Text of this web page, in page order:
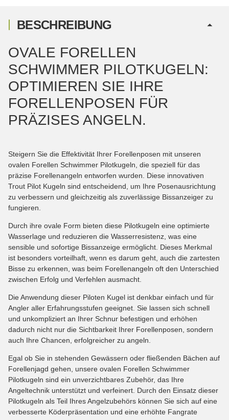
BESCHREIBUNG
OVALE FORELLEN
SCHWIMMER PILOTKUGELN:
OPTIMIEREN SIE IHRE
FORELLENPOSEN FÜR
PRÄZISES ANGELN.
Steigern Sie die Effektivität Ihrer Forellenposen mit unseren
ovalen Forellen Schwimmer Pilotkugeln, die speziell für das
präzise Forellenangeln entworfen wurden. Diese innovativen
Trout Pilot Kugeln sind entscheidend, um Ihre Posenausrichtung
zu verbessern und gleichzeitig als zuverlässige Bissanzeiger zu
fungieren.
Durch ihre ovale Form bieten diese Pilotkugeln eine optimierte
Wasserlage und reduzieren die Wasserresistenz, was eine
sensible und sofortige Bissanzeige ermöglicht. Dieses Merkmal
ist besonders vorteilhaft, wenn es darum geht, auch die zartesten
Bisse zu erkennen, was beim Forellenangeln oft den Unterschied
zwischen Erfolg und Verfehlen ausmacht.
Die Anwendung dieser Piloten Kugel ist denkbar einfach und für
Angler aller Erfahrungsstufen geeignet. Sie lassen sich schnell
und unkompliziert an Ihrer Schnur befestigen und erhöhen
dadurch nicht nur die Sichtbarkeit Ihrer Forellenposen, sondern
auch Ihre Chancen, erfolgreicher zu angeln.
Egal ob Sie in stehenden Gewässern oder fließenden Bächen auf
Forellenjagd gehen, unsere ovalen Forellen Schwimmer
Pilotkugeln sind ein unverzichtbares Zubehör, das Ihre
Angeltechnik unterstützt und verfeinert. Durch den Einsatz dieser
Pilotkugeln als Teil Ihres Angelzubehörs können Sie sich auf eine
verbesserte Köderpräsentation und eine erhöhte Fangrate